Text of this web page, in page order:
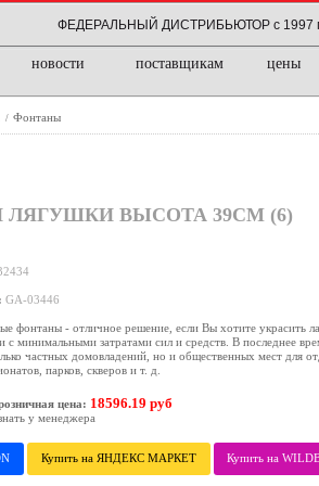
ФЕДЕРАЛЬНЫЙ ДИСТРИБЬЮТОР с 1997
новости поставщикам цены
/ Фонтаны
ЛЯГУШКИ ВЫСОТА 39СМ (6)
GA-03446
фонтаны - отличное решение, если Вы хотите украсить
с минимальными затратами сил и средств. В последнее
частных домовладений, но и общественных мест для
парков, скверов и т. д.
цена: 18596.19 руб
у менеджера
Купить на ЯНДЕКС МАРКЕТ Купить на